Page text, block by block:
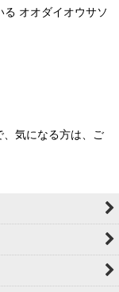
オオダイオウサソ
気になる方は、ご